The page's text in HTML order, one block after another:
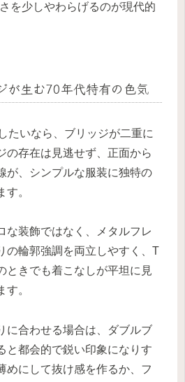
を少しやわらげるのが現代的
が生む70年代特有の色気
たいなら、ブリッジが二重に
の存在は見逃せず、正面から
が、シンプルな服装に独特の
。
な装飾ではなく、メタルフレ
の輪郭強調を両立しやすく、T
ときでも着こなしが平坦に見
す。
に合わせる場合は、ダブルブ
と都会的で鋭い印象になりす
めにして抜け感を作るか、フ